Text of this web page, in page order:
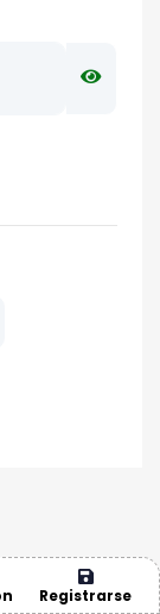
Registrarse